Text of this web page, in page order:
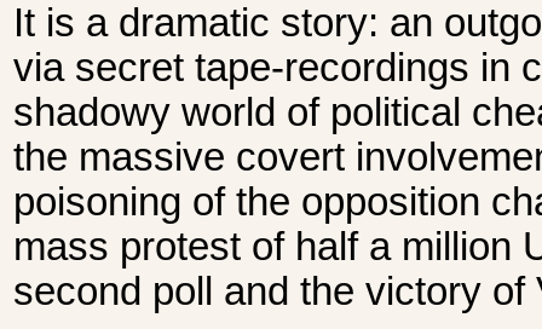
It is a dramatic story: an
via secret tape-recordings in
shadowy world of political
the massive covert
poisoning of the opposition
mass protest of half a million
second poll and the victory of